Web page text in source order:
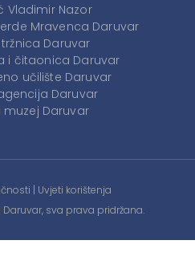
Vladimir Nazor
Mravenca Daruvar
Daruvar
i čitaonica Daruvar
učilište Daruvar
Daruvar
muzej Daruvar
| Uvjeti korištenja
sva prava pridržana.